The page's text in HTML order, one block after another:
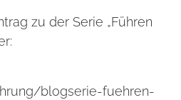
zu der Serie „Führen
blogserie-fuehren-